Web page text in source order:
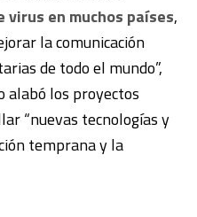
virus en muchos países,
la comunicación
de todo el mundo”,
alabó los proyectos
“nuevas tecnologías y
temprana y la